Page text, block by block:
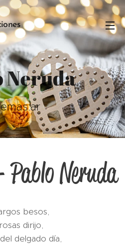
Neruda
Neruda
besos,
dirijo,
delgado día,